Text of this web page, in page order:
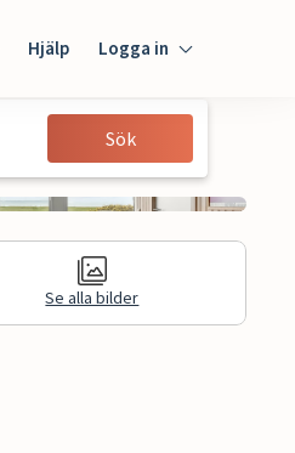
Hjälp Logga in
Gäst
Sök
Se alla bilder